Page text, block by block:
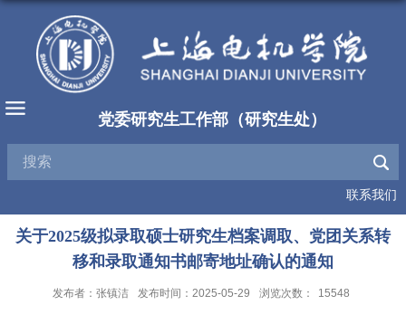
党委研究生工作部（研究生处）
联系我们
关于2025级拟录取硕士研究生档案调取、党团关系转
移和录取通知书邮寄地址确认的通知
发布者：张镇洁 发布时间：2025-05-29 浏览次数： 15548